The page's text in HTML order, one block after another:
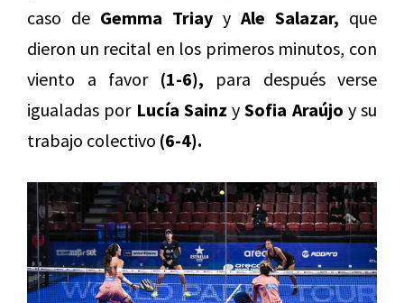
caso de Gemma Triay y Ale Salazar, que
dieron un recital en los primeros minutos, con
viento a favor (1-6), para después verse
igualadas por Lucía Sainz ySofia Araújo y su
trabajo colectivo (6-4).